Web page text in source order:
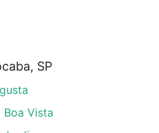
compra, veja em nosso
você até as chaves.
SP
Vista